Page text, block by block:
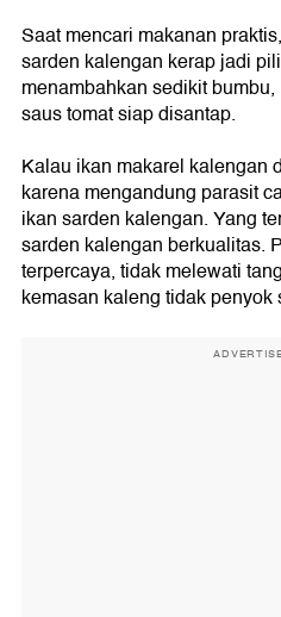
Saat mencari makanan
sarden kalengan kerap jadi
menambahkan sedikit
saus tomat siap disantap.
Kalau ikan makarel kalengan
karena mengandung parasit
ikan sarden kalengan. Yang
sarden kalengan berkualitas.
terpercaya, tidak melewati
kemasan kaleng tidak penyok